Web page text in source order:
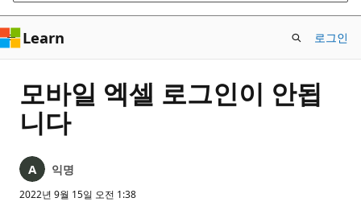
Learn 로그인
모바일 엑셀 로그인이 안됩
니다
익명
2022년 9월 15일 오전 1:38